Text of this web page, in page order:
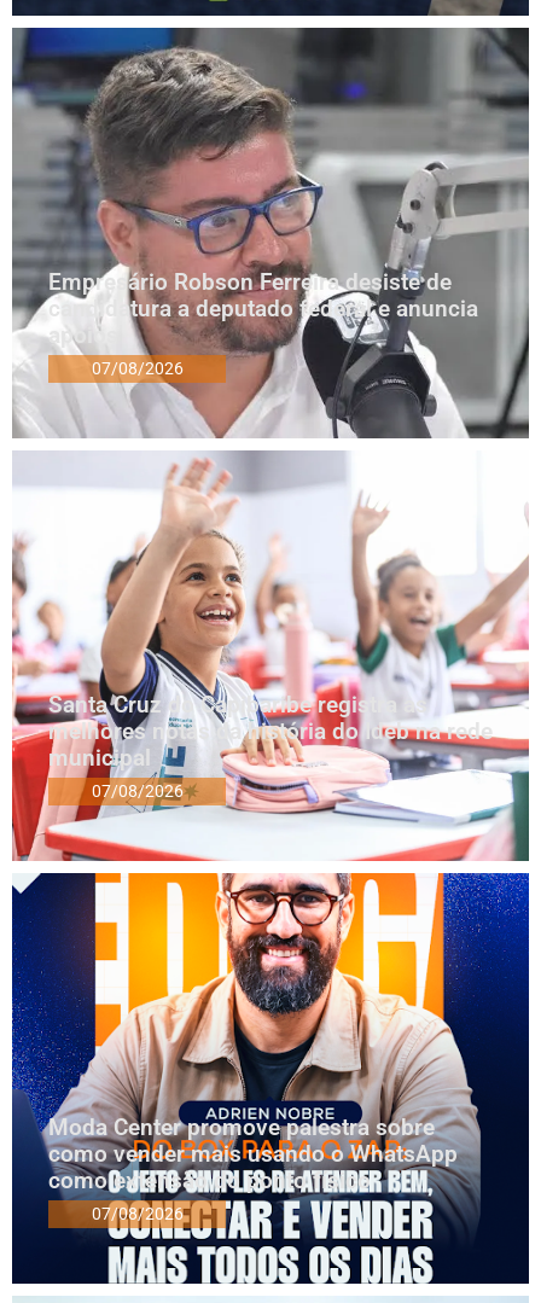
Empresário Robson Ferreira desiste de
candidatura a deputado federal e anuncia
apoios
07/08/2026
Santa Cruz do Capibaribe registra as
melhores notas da história do Ideb na rede
municipal
07/08/2026
Moda Center promove palestra sobre
como vender mais usando o WhatsApp
como extensão do ponto físico
07/08/2026